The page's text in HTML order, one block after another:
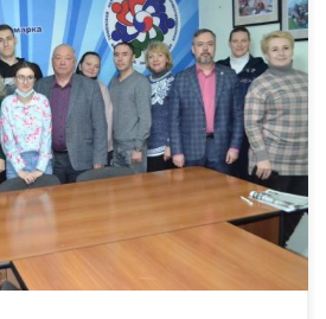
городском общественном центре «Дом
практикум для лидеров общественного
который собрал около двух